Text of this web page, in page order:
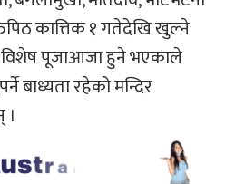
कात्तिक १ गतेदेखि खुल्ने
पूजाआजा हुने भएकाले
बाध्यता रहेको मन्दिर